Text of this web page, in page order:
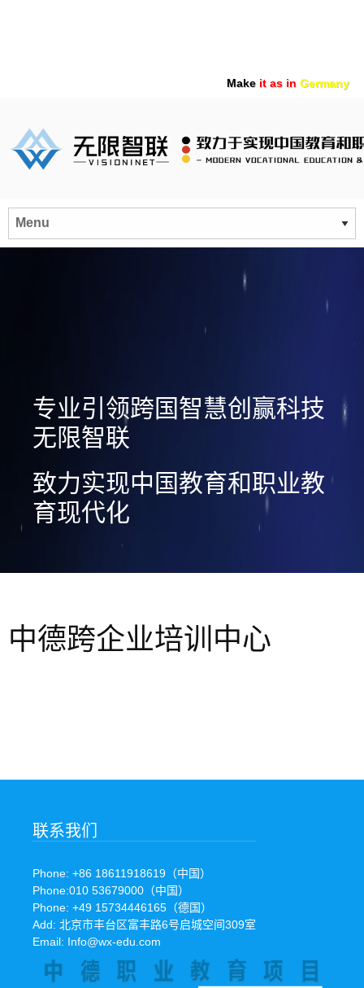
Make it as in Germany
专业引领跨国智慧创赢科技
无限智联
致力实现中国教育和职业教
育现代化
中德跨企业培训中心
联系我们
Phone: +86 18611918619（中国）
Phone:010 53679000（中国）
Phone: +49 15734446165（德国）
Add: 北京市丰台区富丰路6号启城空间309室
Email: Info@wx-edu.com